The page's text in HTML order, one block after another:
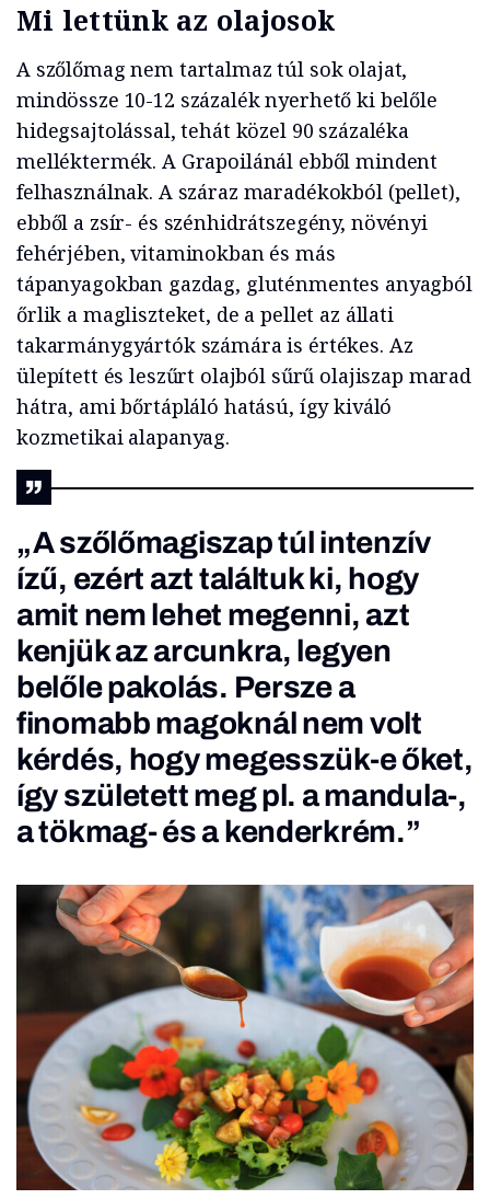
Mi lettünk az olajosok
A szőlőmag nem tartalmaz túl sok olajat,
mindössze 10-12 százalék nyerhető ki belőle
hidegsajtolással, tehát közel 90 százaléka
melléktermék. A Grapoilánál ebből mindent
felhasználnak. A száraz maradékokból (pellet),
ebből a zsír- és szénhidrátszegény, növényi
fehérjében, vitaminokban és más
tápanyagokban gazdag, gluténmentes anyagból
őrlik a magliszteket, de a pellet az állati
takarmánygyártók számára is értékes. Az
ülepített és leszűrt olajból sűrű olajiszap marad
hátra, ami bőrtápláló hatású, így kiváló
kozmetikai alapanyag.
„A szőlőmagiszap túl intenzív
ízű, ezért azt találtuk ki, hogy
amit nem lehet megenni, azt
kenjük az arcunkra, legyen
belőle pakolás. Persze a
finomabb magoknál nem volt
kérdés, hogy megesszük-e őket,
így született meg pl. a mandula-,
a tökmag- és a kenderkrém.”